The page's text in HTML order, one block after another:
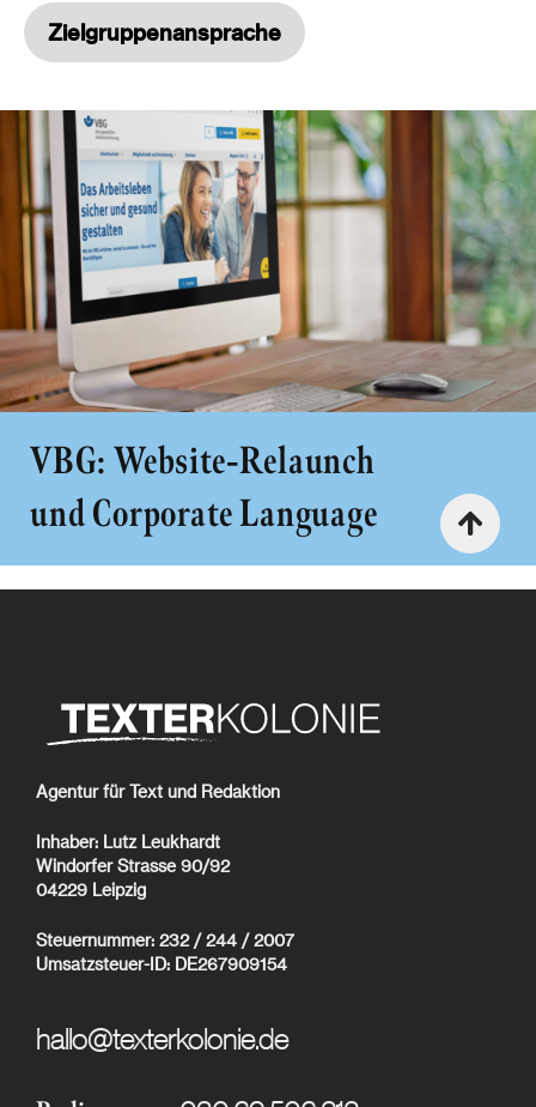
Zielgruppenansprache
VBG: Website-Relaunch
und Corporate Language
Agentur für Text und Redaktion
Inhaber: Lutz Leukhardt
Windorfer Strasse 90/92
04229 Leipzig
Steuernummer: 232 / 244 / 2007
Umsatzsteuer-ID: DE267909154
hallo@texterkolonie.de